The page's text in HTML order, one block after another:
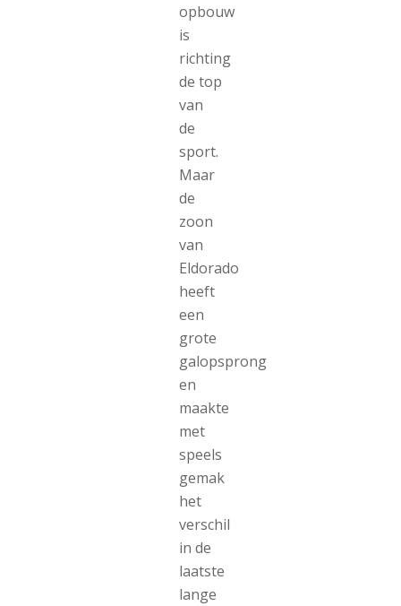
opbouw
is
richting
de top
van
de
sport.
Maar
de
zoon
van
Eldorado
heeft
een
grote
galopsprong
en
maakte
met
speels
gemak
het
verschil
in de
laatste
lange